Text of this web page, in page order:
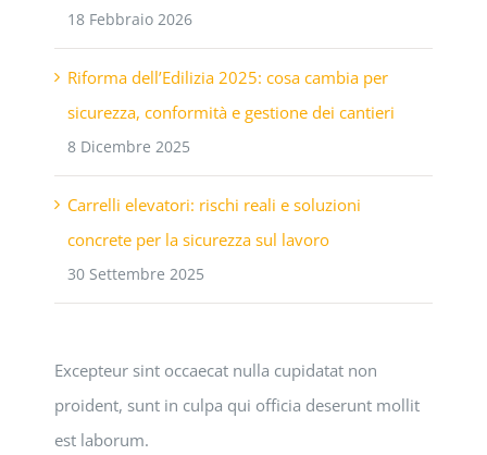
18 Febbraio 2026
Riforma dell’Edilizia 2025: cosa cambia per
sicurezza, conformità e gestione dei cantieri
8 Dicembre 2025
Carrelli elevatori: rischi reali e soluzioni
concrete per la sicurezza sul lavoro
30 Settembre 2025
Excepteur sint occaecat nulla cupidatat non
proident, sunt in culpa qui officia deserunt mollit
est laborum.